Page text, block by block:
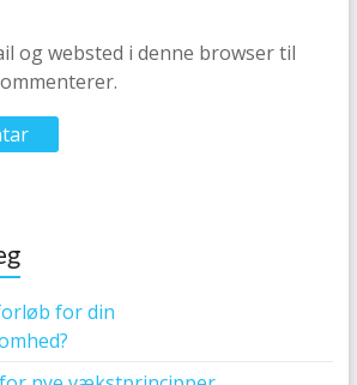
og websted i denne browser til
for din